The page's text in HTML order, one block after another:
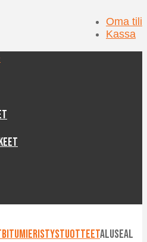
Oma tili
Kassa
BitumieristystuotteetAluseal